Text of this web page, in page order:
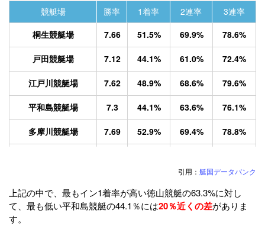
競艇場 勝率 1着率 2連率
3連率
桐生競艇場
7.66 51.5% 69.9% 78.6%
戸田競艇場 7.12 44.1% 61.0% 72.4%
江戸川競艇場 7.62 48.9% 68.6% 79.6%
平和島競艇場 7.3 44.1% 63.6% 76.1%
多摩川競艇場 7.69 52.9% 69.4% 78.8%
73.2% 81.7%
常滑競艇場 8.08 58.5% 75.0% 83.4%
引用： 艇国データバンク
上記の中で、最もイン1着率が高い徳山競艇の63.3%に対し
て、最も低い平和島競艇の44.1％には20％近くの差がありま
す。